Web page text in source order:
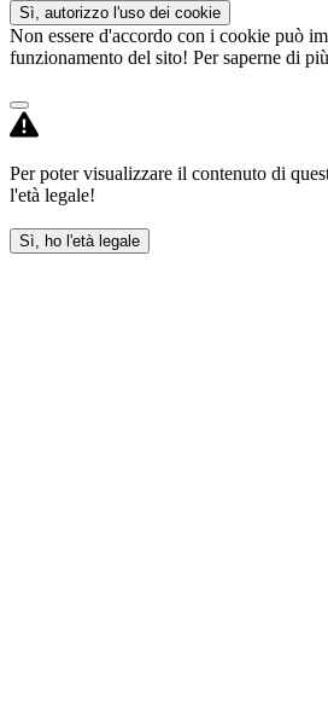
Sì, autorizzo l'uso dei cookie
Non essere d'accordo con i cookie può
funzionamento del sito! Per saperne di più
Per poter visualizzare il contenuto di
l'età legale!
Sì, ho l'età legale